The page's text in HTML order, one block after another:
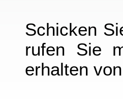
Schicken
rufen Sie
erhalten